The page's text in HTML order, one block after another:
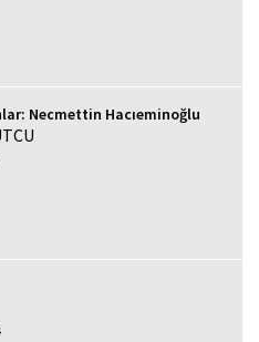
Necmettin Hacıeminoğlu